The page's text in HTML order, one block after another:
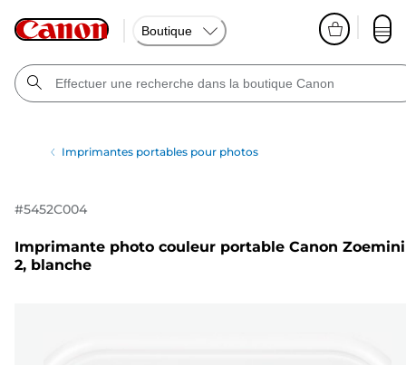
Boutique
Imprimantes portables pour photos
#5452C004
Imprimante photo couleur portable Canon Zoemini
2, blanche